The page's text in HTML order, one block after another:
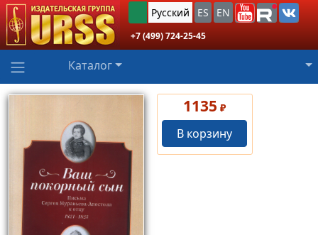
Русский ES EN
+7 (499) 724-25-45
Каталог
1135 ₽
В корзину